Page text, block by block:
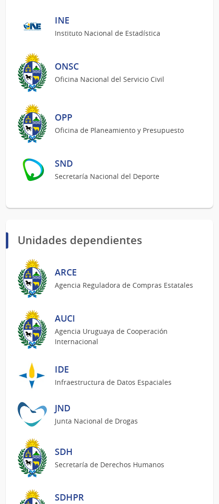
INE
Instituto Nacional de Estadística
ONSC
Oficina Nacional del Servicio Civil
OPP
Oficina de Planeamiento y Presupuesto
SND
Secretaría Nacional del Deporte
Unidades dependientes
ARCE
Agencia Reguladora de Compras Estatales
AUCI
Agencia Uruguaya de Cooperación
Internacional
IDE
Infraestructura de Datos Espaciales
JND
Junta Nacional de Drogas
SDH
Secretaría de Derechos Humanos
SDHPR